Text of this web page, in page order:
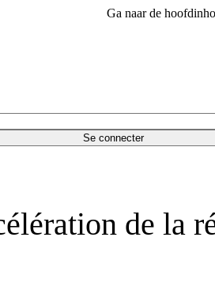
Ga naar de
Se connecter
de la